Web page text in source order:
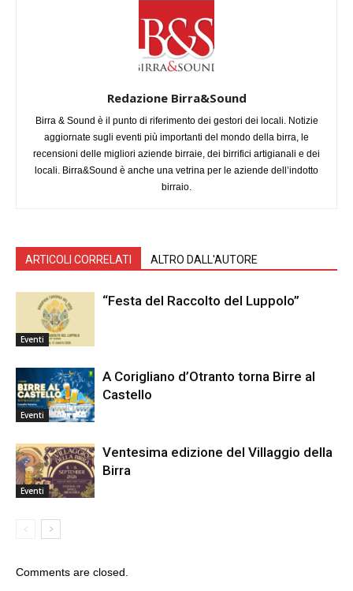
Redazione Birra&Sound
Birra & Sound è il punto di riferimento dei gestori dei locali. Notizie
aggiornate sugli eventi più importanti del mondo della birra, le
recensioni delle migliori aziende birraie, dei birrifici artigianali e dei
locali. Birra&Sound è anche una vetrina per le aziende dell’indotto
birraio.
ARTICOLI CORRELATI ALTRO DALL'AUTORE
Eventi
“Festa del Raccolto del Luppolo”
Eventi
A Corigliano d’Otranto torna Birre al
Castello
Eventi
Ventesima edizione del Villaggio della
Birra
Comments are closed.